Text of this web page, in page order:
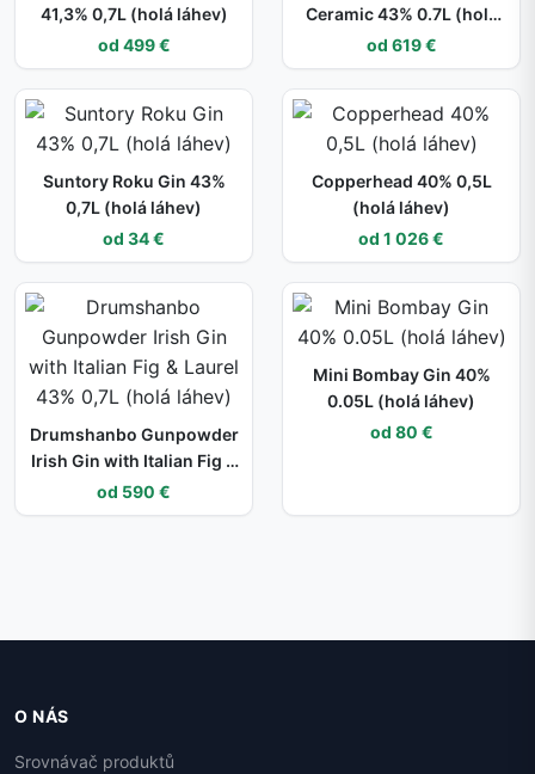
41,3% 0,7L (holá láhev)
od 499 €
Ceramic 43% 0.7L (holá
láhev)
od 619 €
Suntory Roku Gin 43%
0,7L (holá láhev)
od 34 €
Copperhead 40% 0,5L
(holá láhev)
od 1 026 €
Drumshanbo Gunpowder
Irish Gin with Italian Fig &
Laurel 43% 0,7L (holá
láhev)
od 590 €
Mini Bombay Gin 40%
0.05L (holá láhev)
od 80 €
O NÁS
Srovnávač produktů